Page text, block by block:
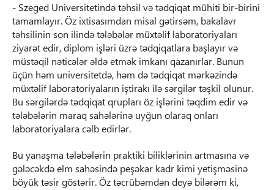
- Szeged Universitetində təhsil və tədqiqat mühiti bir-birini
tamamlayır. Öz ixtisasımdan misal gətirsəm, bakalavr
təhsilinin son ilində tələbələr müxtəlif laboratoriyaları
ziyarət edir, diplom işləri üzrə tədqiqatlara başlayır və
müstəqil nəticələr əldə etmək imkanı qazanırlar. Bunun
üçün həm universitetdə, həm də tədqiqat mərkəzində
müxtəlif laboratoriyaların iştirakı ilə sərgilər təşkil olunur.
Bu sərgilərdə tədqiqat qrupları öz işlərini təqdim edir və
tələbələrin maraq sahələrinə uyğun olaraq onları
laboratoriyalara cəlb edirlər.
Bu yanaşma tələbələrin praktiki biliklərinin artmasına və
gələcəkdə elm sahəsində peşəkar kadr kimi yetişməsinə
böyük təsir göstərir. Öz təcrübəmdən deyə bilərəm ki,